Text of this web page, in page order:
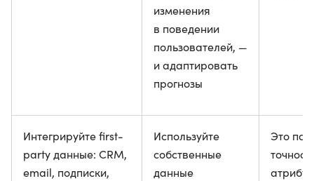
изменения
в поведении
пользователей, —
и адаптировать
прогнозы
Интегрируйте first-
party данные: CRM,
email, подписки,
Используйте
собственные
данные
Это